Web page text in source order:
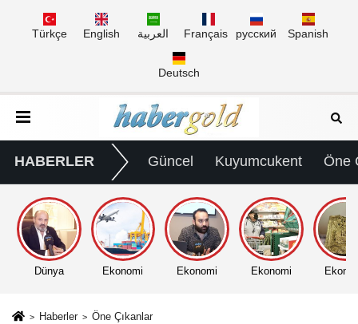
Türkçe English العربية Français русский Spanish
Deutsch
HABERLER Güncel Kuyumcukent Öne
Dünya Ekonomi Ekonomi Ekonomi
Haberler Öne Çıkanlar